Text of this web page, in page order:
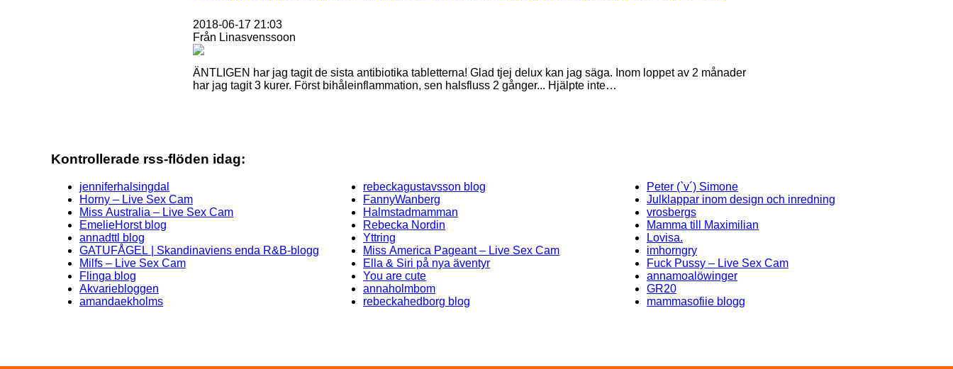
2018-06-17 21:03
Från Linasvenssoon
ÄNTLIGEN har jag tagit de sista antibiotika tabletterna! Glad tjej delux kan jag säga. Inom loppet av 2 månader
har jag tagit 3 kurer. Först bihåleinflammation, sen halsfluss 2 gånger... Hjälpte inte…
Kontrollerade rss-flöden idag:
jenniferhalsingdal
Horny – Live Sex Cam
Miss Australia – Live Sex Cam
EmelieHorst blog
annadttl blog
GATUFÅGEL | Skandinaviens enda R&B-blogg
Milfs – Live Sex Cam
Flinga blog
Akvariebloggen
amandaekholms
rebeckagustavsson blog
FannyWanberg
Halmstadmamman
Rebecka Nordin
Yttring
Miss America Pageant – Live Sex Cam
Ella & Siri på nya äventyr
You are cute
annaholmbom
rebeckahedborg blog
Peter (`v´) Simone
Julklappar inom design och inredning
vrosbergs
Mamma till Maximilian
Lovisa.
imhorngry
Fuck Pussy – Live Sex Cam
annamoalöwinger
GR20
mammasofiie blogg